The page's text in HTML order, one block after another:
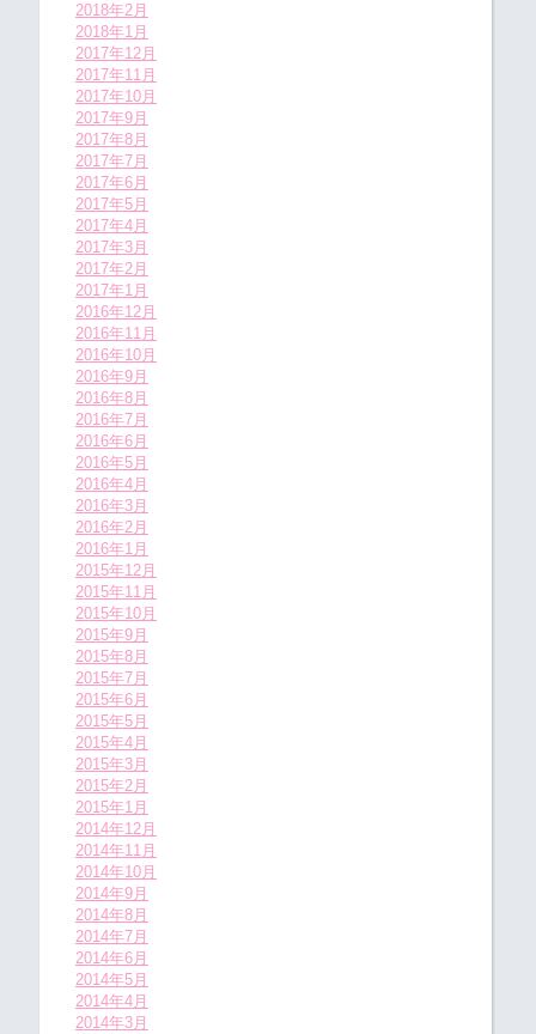
2018年2月
2018年1月
2017年12月
2017年11月
2017年10月
2017年9月
2017年8月
2017年7月
2017年6月
2017年5月
2017年4月
2017年3月
2017年2月
2017年1月
2016年12月
2016年11月
2016年10月
2016年9月
2016年8月
2016年7月
2016年6月
2016年5月
2016年4月
2016年3月
2016年2月
2016年1月
2015年12月
2015年11月
2015年10月
2015年9月
2015年8月
2015年7月
2015年6月
2015年5月
2015年4月
2015年3月
2015年2月
2015年1月
2014年12月
2014年11月
2014年10月
2014年9月
2014年8月
2014年7月
2014年6月
2014年5月
2014年4月
2014年3月